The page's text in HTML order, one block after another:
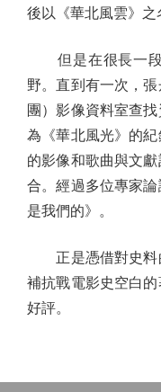
後以《華北風雲》之
但是在很長一段
野。直到有一次，
團）影像資料室查
為《華北風光》的
的影像和歌曲與文
合。經過多位專家
是我們的》。
正是憑借對史料
補抗戰電影史空白
好評。